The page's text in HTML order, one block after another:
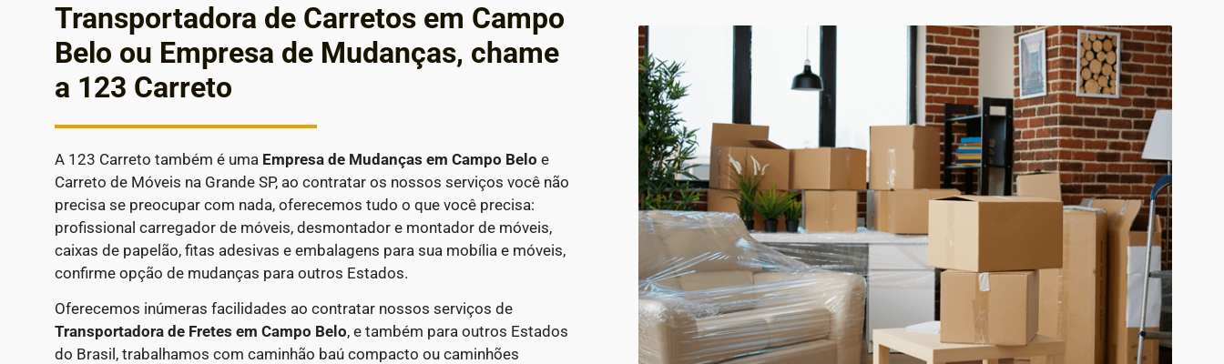
Transportadora de Carretos em Campo
Belo ou Empresa de Mudanças, chame
a 123 Carreto
A 123 Carreto também é uma Empresa de Mudanças em Campo Belo e
Carreto de Móveis na Grande SP, ao contratar os nossos serviços você não
precisa se preocupar com nada, oferecemos tudo o que você precisa:
profissional carregador de móveis, desmontador e montador de móveis,
caixas de papelão, fitas adesivas e embalagens para sua mobília e móveis,
confirme opção de mudanças para outros Estados.
Oferecemos inúmeras facilidades ao contratar nossos serviços de
Transportadora de Fretes em Campo Belo, e também para outros Estados
do Brasil, trabalhamos com caminhão baú compacto ou caminhões